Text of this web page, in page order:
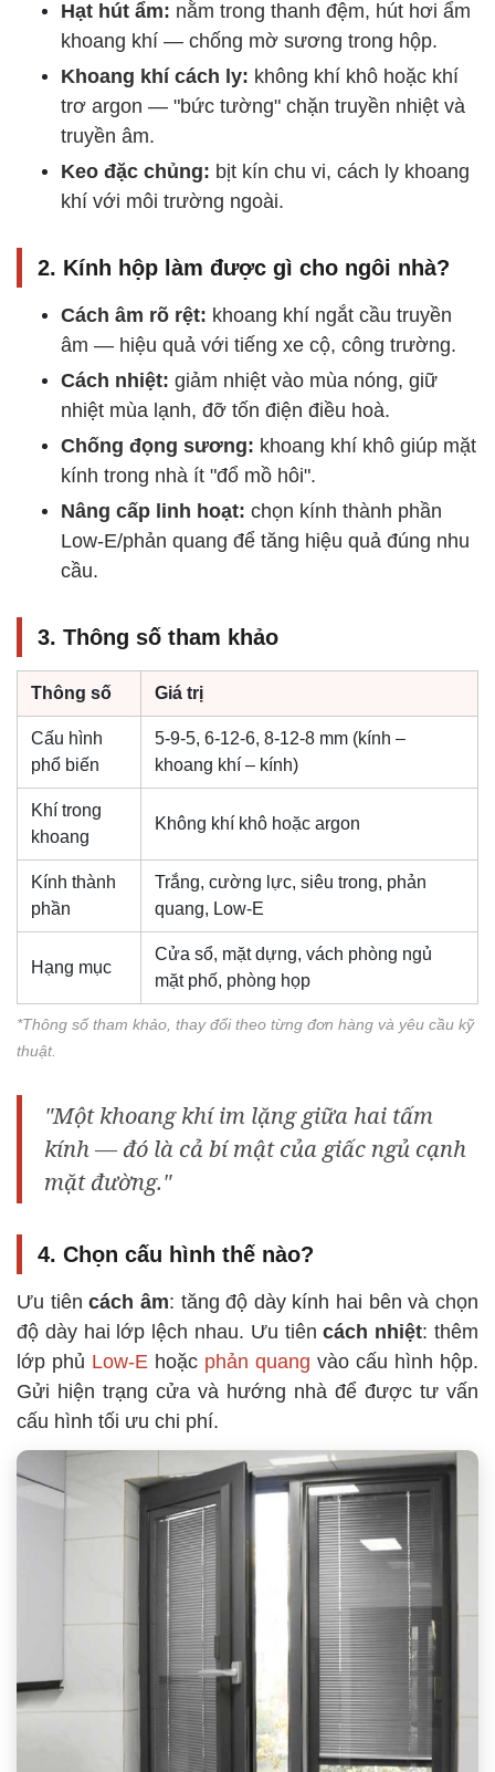
Hạt hút ẩm: nằm trong thanh đệm, hút hơi ẩm
khoang khí — chống mờ sương trong hộp.
Khoang khí cách ly: không khí khô hoặc khí
trơ argon — "bức tường" chặn truyền nhiệt và
truyền âm.
Keo đặc chủng: bịt kín chu vi, cách ly khoang
khí với môi trường ngoài.
2. Kính hộp làm được gì cho ngôi nhà?
Cách âm rõ rệt: khoang khí ngắt cầu truyền
âm — hiệu quả với tiếng xe cộ, công trường.
Cách nhiệt: giảm nhiệt vào mùa nóng, giữ
nhiệt mùa lạnh, đỡ tốn điện điều hoà.
Chống đọng sương: khoang khí khô giúp mặt
kính trong nhà ít "đổ mồ hôi".
Nâng cấp linh hoạt: chọn kính thành phần
Low-E/phản quang để tăng hiệu quả đúng nhu
cầu.
3. Thông số tham khảo
Thông số Giá trị
Cấu hình
phổ biến
5-9-5, 6-12-6, 8-12-8 mm (kính –
khoang khí – kính)
Khí trong
khoang
Không khí khô hoặc argon
Kính thành
phần
Trắng, cường lực, siêu trong, phản
quang, Low-E
Hạng mục
Cửa sổ, mặt dựng, vách phòng ngủ
mặt phố, phòng họp
*Thông số tham khảo, thay đổi theo từng đơn hàng và yêu cầu kỹ
thuật.
"Một khoang khí im lặng giữa hai tấm
kính — đó là cả bí mật của giấc ngủ cạnh
mặt đường."
4. Chọn cấu hình thế nào?
Ưu tiêncách âm: tăng độ dày kính hai bên và chọn
độ dày hai lớp lệch nhau. Ưu tiêncách nhiệt: thêm
lớp phủ Low-E hoặc phản quang vào cấu hình hộp.
Gửi hiện trạng cửa và hướng nhà để được tư vấn
cấu hình tối ưu chi phí.